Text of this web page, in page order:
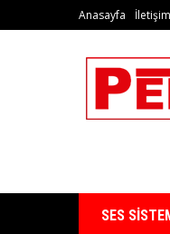
Anasayfa İletişim
SES